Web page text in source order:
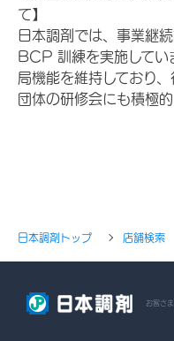
て】
日本調剤では、事業継
BCP 訓練を実施してい
局機能を維持しており
団体の研修会にも積極的
日本調剤トップ 店舗検索
お客さ